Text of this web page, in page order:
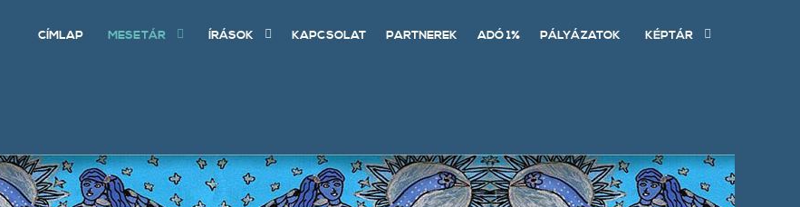
CÍMLAP MESETÁR ÍRÁSOK KAPCSOLAT PARTNEREK ADÓ 1% PÁLYÁZATOK KÉPTÁR